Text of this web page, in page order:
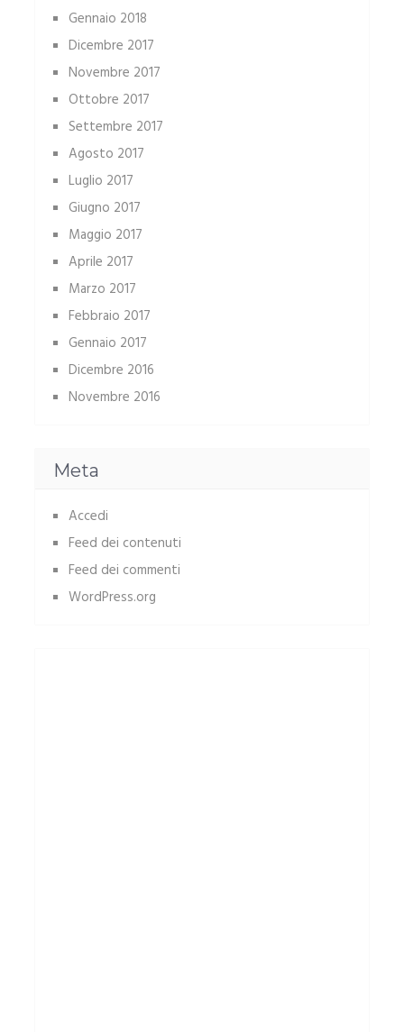
Gennaio 2018
Dicembre 2017
Novembre 2017
Ottobre 2017
Settembre 2017
Agosto 2017
Luglio 2017
Giugno 2017
Maggio 2017
Aprile 2017
Marzo 2017
Febbraio 2017
Gennaio 2017
Dicembre 2016
Novembre 2016
Meta
Accedi
Feed dei contenuti
Feed dei commenti
WordPress.org